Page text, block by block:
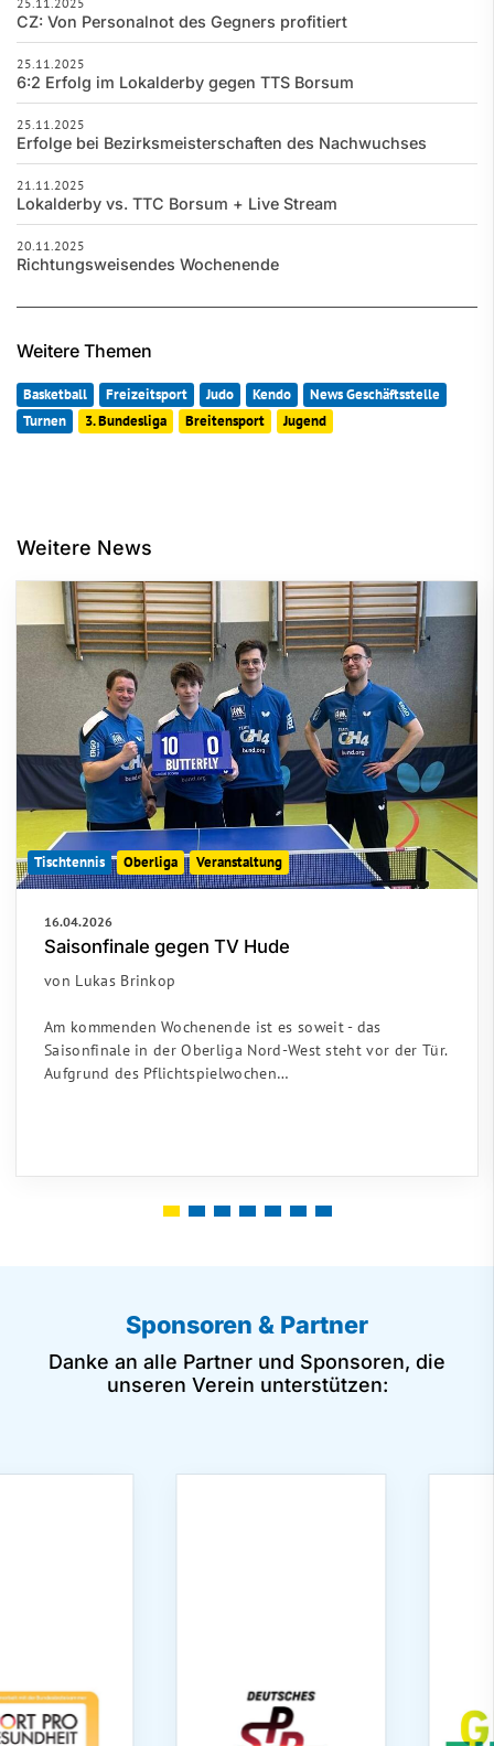
CZ: Von Personalnot des Gegners profitiert
25.11.2025
6:2 Erfolg im Lokalderby gegen TTS Borsum
25.11.2025
Erfolge bei Bezirksmeisterschaften des Nachwuchses
21.11.2025
Lokalderby vs. TTC Borsum + Live Stream
20.11.2025
Richtungsweisendes Wochenende
Weitere Themen
Basketball Freizeitsport Judo Kendo
News Geschäftsstelle
Turnen
3. Bundesliga Breitensport Jugend
Weitere News
Tischtennis Oberliga Veranstaltung
16.04.2026
Saisonfinale gegen TV Hude
von Lukas Brinkop
Am kommenden Wochenende ist es soweit - das
Saisonfinale in der Oberliga Nord-West steht vor der Tür.
Aufgrund des Pflichtspielwochen…
Sponsoren & Partner
Danke an alle Partner und Sponsoren, die
unseren Verein unterstützen: